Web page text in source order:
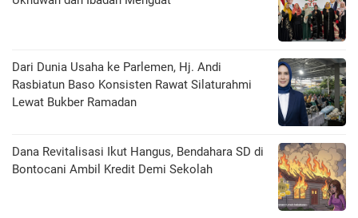
Dari Dunia Usaha ke Parlemen, Hj. Andi
Rasbiatun Baso Konsisten Rawat Silaturahmi
Lewat Bukber Ramadan
Dana Revitalisasi Ikut Hangus, Bendahara SD di
Bontocani Ambil Kredit Demi Sekolah